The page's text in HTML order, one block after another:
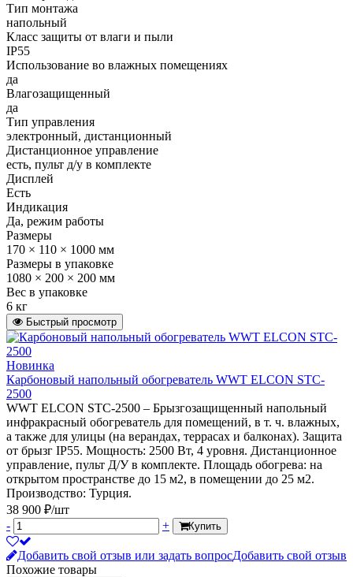
Тип монтажа
напольный
Класс защиты от влаги и пыли
IP55
Использование во влажных помещениях
да
Влагозащищенный
да
Тип управления
электронный, дистанционный
Дистанционное управление
есть, пульт д/у в комплекте
Дисплей
Есть
Индикация
Да, режим работы
Размеры
170 × 110 × 1000 мм
Размеры в упаковке
1080 × 200 × 200 мм
Вес в упаковке
6 кг
Быстрый просмотр
Новинка
Карбоновый напольный обогреватель WWT ELCON STC-
2500
WWT ELCON STC-2500 – Брызгозащищенный напольный
инфракрасный обогреватель для помещений, в т. ч. влажных,
а также для улицы (на верандах, террасах и балконах). Защита
от брызг IP55. Мощность: 2500 Вт, 4 уровня. Дистанционное
управление, пульт Д/У в комплекте. Площадь обогрева: на
открытом пространстве до 15 м2, в помещении до 25 м2.
Производство: Турция.
38 900 ₽/шт
-
+ Купить
Добавить свой отзыв или задать вопросДобавить свой отзыв
Похожие товары